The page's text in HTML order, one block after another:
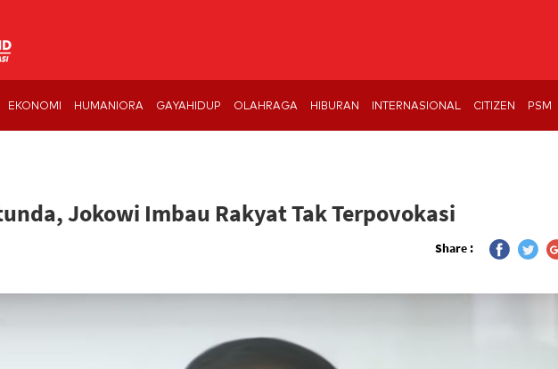
EKONOMI HUMANIORA GAYAHIDUP OLAHRAGA HIBURAN INTERNASIONAL CITIZEN PSM
Jokowi Imbau Rakyat Tak Terpovokasi
Share :